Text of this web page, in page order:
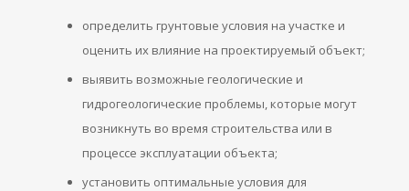
определить грунтовые условия на участке и
оценить их влияние на проектируемый объект;
выявить возможные геологические и
гидрогеологические проблемы, которые могут
возникнуть во время строительства или в
процессе эксплуатации объекта;
установить оптимальные условия для